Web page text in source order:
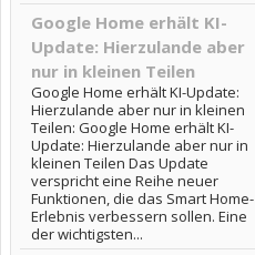
Google Home erhält KI-
Update: Hierzulande aber
nur in kleinen Teilen
Google Home erhält KI-Update:
Hierzulande aber nur in kleinen
Teilen: Google Home erhält KI-
Update: Hierzulande aber nur in
kleinen Teilen Das Update
verspricht eine Reihe neuer
Funktionen, die das Smart Home-
Erlebnis verbessern sollen. Eine
der wichtigsten...